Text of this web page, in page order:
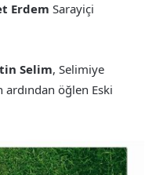
Erdem Sarayiçi
Selim, Selimiye
ardından öğlen Eski